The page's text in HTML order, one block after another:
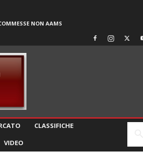
NON AAMS
CLASSIFICHE
VIDEO